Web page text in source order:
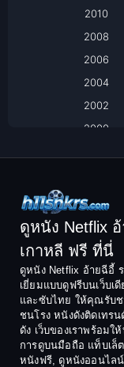
2010
2008
2006
2004
2002
2000
1994
1992
1990
1988
1986
1984
1982
1980
ดูหนัง Netflix
เกาหลี ฟรี ที่นี่
ดูหนัง Netflix อ้ายฉีอี้
เยี่ยมแบบดูฟรีบนเว็บเ
และซับไทย ให้คุณรับช
ชนโรง หนังดังติดเทร
ดัง เว็บของเราพร้อม
การดูบนมือถือ แท็บเ
หนังฟรี, ดูหนังออนไลน์